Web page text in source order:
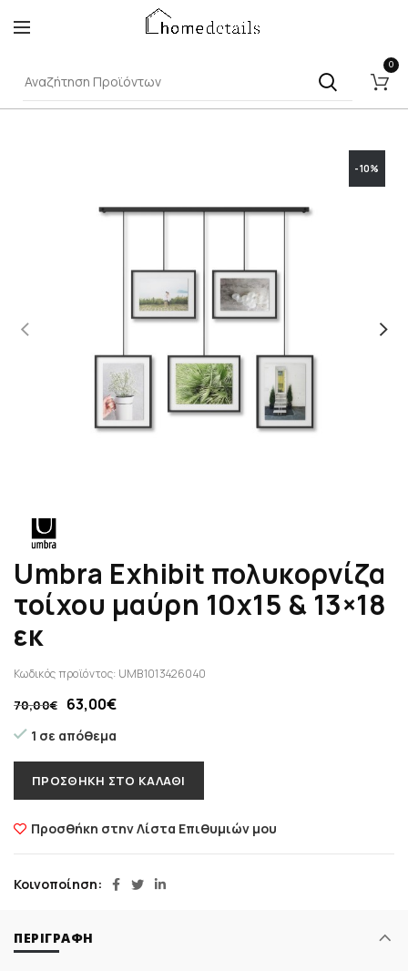
0
-10%
Umbra Exhibit πολυκορνίζα
τοίχου μαύρη 10χ15 & 13×18
εκ
Κωδικός προϊόντος: UMB1013426040
70,00€ 63,00€
1 σε απόθεμα
ΠΡΟΣΘΉΚΗ ΣΤΟ ΚΑΛΆΘΙ
Προσθήκη στην Λίστα Επιθυμιών μου
Κοινοποίηση
ΠΕΡΙΓΡΑΦΉ